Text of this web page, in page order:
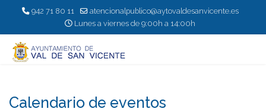
942 71 80 11
atencionalpublico@aytovaldesanvicente.es
Lunes a viernes de 9:00h a 14:00h
Calendario de eventos